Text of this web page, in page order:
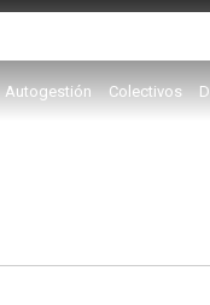
Autogestión Colectivos